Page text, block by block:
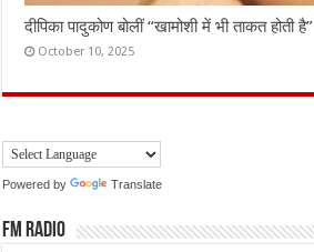
दीपिका पादुकोण बोलीं “खामोशी में भी ताकत होती है”
October 10, 2025
Powered by Translate
FM Radio